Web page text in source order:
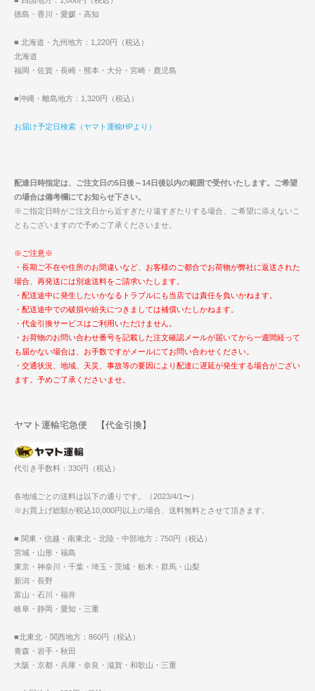
徳島・香川・愛媛・高知
■ 北海道・九州地方：1,220円（税込）
北海道
福岡・佐賀・長崎・熊本・大分・宮崎・鹿児島
■沖縄・離島地方：1,320円（税込）
お届け予定日検索（ヤマト運輸HPより）
配達日時指定は、ご注文日の5日後～14日後以内の範囲で受付いたします。ご希望
の場合は備考欄にてお知らせ下さい。
※ご指定日時がご注文日から近すぎたり遠すぎたりする場合、ご希望に添えないこ
ともございますので予めご了承くださいませ。
※ご注意※
・長期ご不在や住所のお間違いなど、お客様のご都合でお荷物が弊社に返送された
場合、再発送には別途送料をご請求いたします。
・配送途中に発生したいかなるトラブルにも当店では責任を負いかねます。
・配送途中での破損や紛失につきましては補償いたしかねます。
・代金引換サービスはご利用いただけません。
・お荷物のお問い合わせ番号を記載した注文確認メールが届いてから一週間経って
も届かない場合は、お手数ですがメールにてお問い合わせください。
・交通状況、地域、天災、事故等の要因により配達に遅延が発生する場合がござい
ます。予めご了承くださいませ。
ヤマト運輸宅急便 【代金引換】
代引き手数料：330円（税込）
各地域ごとの送料は以下の通りです。（2023/4/1〜）
※お買上げ総額が税込10,000円以上の場合、送料無料とさせて頂きます。
■ 関東・信越・南東北・北陸・中部地方：750円（税込）
宮城・山形・福島
東京・神奈川・千葉・埼玉・茨城・栃木・群馬・山梨
新潟・長野
富山・石川・福井
岐阜・静岡・愛知・三重
■北東北・関西地方：860円（税込）
青森・岩手・秋田
大阪・京都・兵庫・奈良・滋賀・和歌山・三重